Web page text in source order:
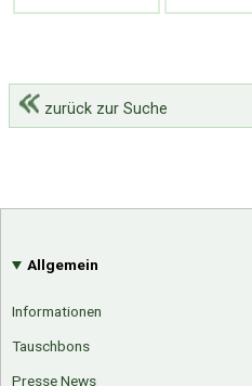
zurück zur Suche
Allgemein
Informationen
Tauschbons
Presse News